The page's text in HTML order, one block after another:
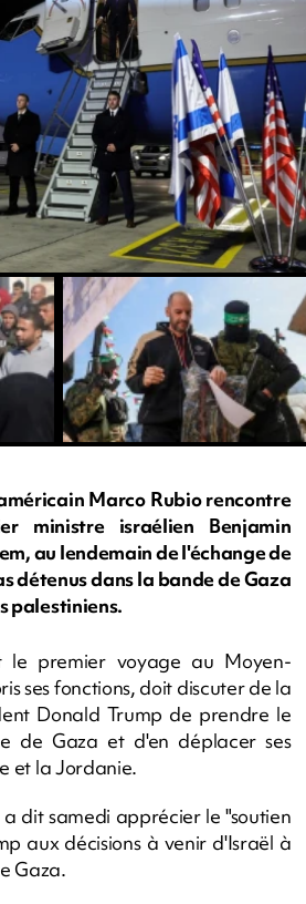
Marco Rubio rencontre
ministre israélien Benjamin
au lendemain de l'échange de
détenus dans la bande de Gaza
palestiniens.
le premier voyage au Moyen-
ses fonctions, doit discuter de la
Donald Trump de prendre le
de Gaza et d'en déplacer ses
et la Jordanie.
dit samedi apprécier le "soutien
aux décisions à venir d'Israël à
Gaza.